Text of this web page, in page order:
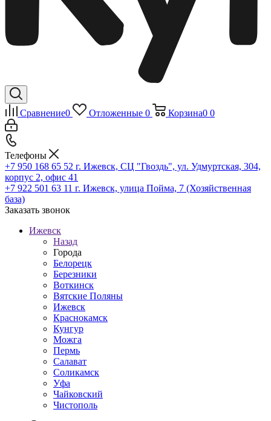
Сравнение0 Отложенные 0 Корзина0 0
Телефоны
+7 950 168 65 52 г. Ижевск, СЦ "Гвоздь", ул. Удмуртская, 304,
корпус 2, офис 41
+7 922 501 63 11 г. Ижевск, улица Пойма, 7 (Хозяйственная
база)
Заказать звонок
Ижевск
Назад
Города
Белорецк
Березники
Воткинск
Вятские Поляны
Ижевск
Краснокамск
Кунгур
Можга
Пермь
Салават
Соликамск
Уфа
Чайковский
Чистополь